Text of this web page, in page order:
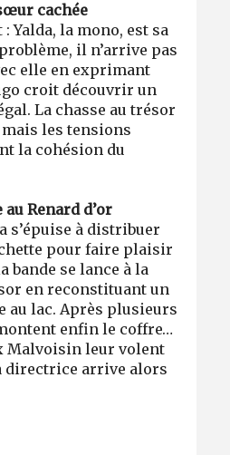
cachée
Yalda, la mono, est sa
il n’arrive pas
elle en exprimant
croit découvrir un
La chasse au trésor
les tensions
la cohésion du
Renard d’or
s’épuise à distribuer
pour faire plaisir
bande se lance à la
en reconstituant un
au lac. Après plusieurs
enfin le coffre…
Malvoisin leur volent
directrice arrive alors